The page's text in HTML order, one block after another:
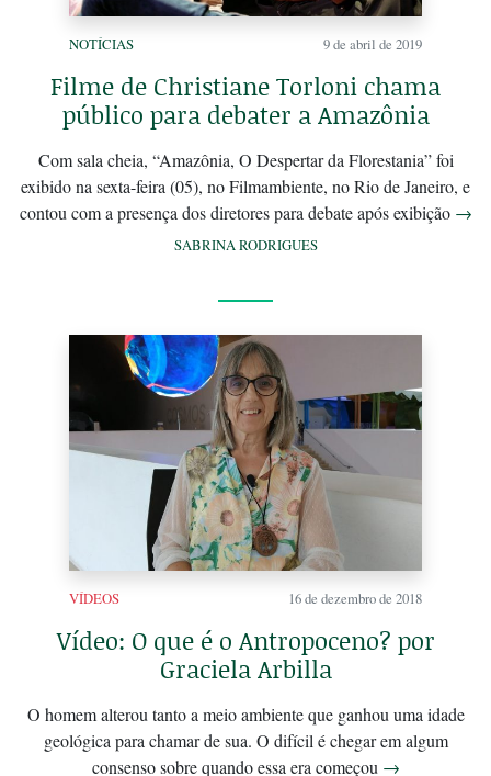
NOTÍCIAS 9 de abril de 2019
Filme de Christiane Torloni chama
público para debater a Amazônia
Com sala cheia, “Amazônia, O Despertar da Florestania” foi
exibido na sexta-feira (05), no Filmambiente, no Rio de Janeiro, e
contou com a presença dos diretores para debate após exibição →
SABRINA RODRIGUES
VÍDEOS 16 de dezembro de 2018
Vídeo: O que é o Antropoceno? por
Graciela Arbilla
O homem alterou tanto a meio ambiente que ganhou uma idade
geológica para chamar de sua. O difícil é chegar em algum
consenso sobre quando essa era começou →